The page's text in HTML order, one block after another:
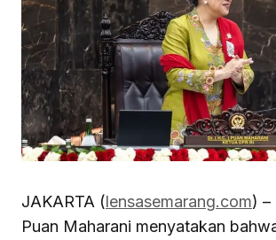
JAKARTA (lensasemarang.com) –
Puan Maharani menyatakan